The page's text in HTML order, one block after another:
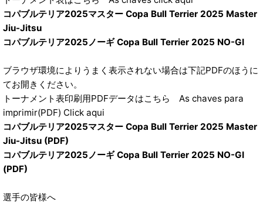
コパブルテリア2025マスター Copa Bull Terrier 2025 Master
Jiu-Jitsu
コパブルテリア2025ノーギ Copa Bull Terrier 2025 NO-GI
ブラウザ環境によりうまく表示されない場合は下記PDFのほうに
てお開きください。
トーナメント表印刷用PDFデータはこちら As chaves para
imprimir(PDF) Click aqui
コパブルテリア2025マスター Copa Bull Terrier 2025 Master
Jiu-Jitsu (PDF)
コパブルテリア2025ノーギ Copa Bull Terrier 2025 NO-GI
(PDF)
選手の皆様へ